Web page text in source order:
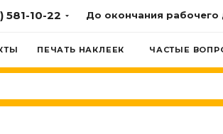
581-10-22 До окончания рабочего
ПЕЧАТЬ НАКЛЕЕК ЧАСТЫЕ